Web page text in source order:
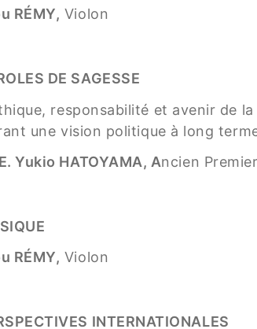
RÉMY, Violon
DE SAGESSE
responsabilité et avenir de
une vision politique à long
Yukio HATOYAMA, Ancien
RÉMY, Violon
INTERNATIONALES